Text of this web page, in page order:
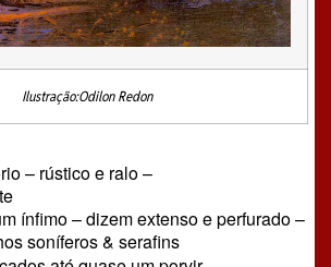
Ilustração:Odilon Redon
– rústico e ralo–
ínfimo– dizem extenso e perfurado –
soníferos & serafins